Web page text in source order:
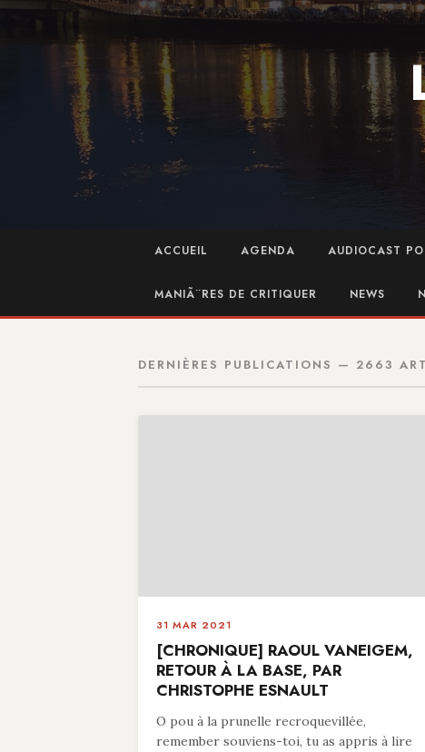
ACCUEIL AGENDA AUDIOCAST
MANIÃ¨RES DE CRITIQUER NEWS
DERNIÈRES PUBLICATIONS — 2663
31 MAR 2021
[CHRONIQUE] RAOUL VANEIGEM,
RETOUR À LA BASE, PAR
CHRISTOPHE ESNAULT
O pou à la prunelle recroquevillée,
remember souviens-toi, tu as appris à lire